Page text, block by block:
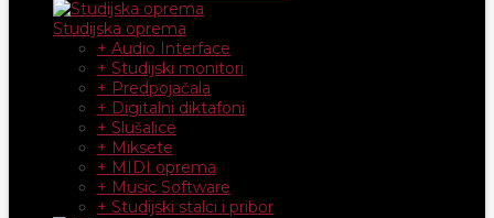
Studijska oprema
+ Audio Interface
+ Studijski monitori
+ Predpojačala
+ Digitalni diktafoni
+ Slušalice
+ Miksete
+ MIDI oprema
+ Music Software
+ Studijski stalci i pribor